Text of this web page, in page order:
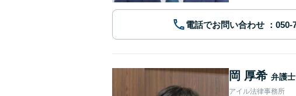
電話でお問い合わせ
岡 厚希 弁護士
アイル法律事務所